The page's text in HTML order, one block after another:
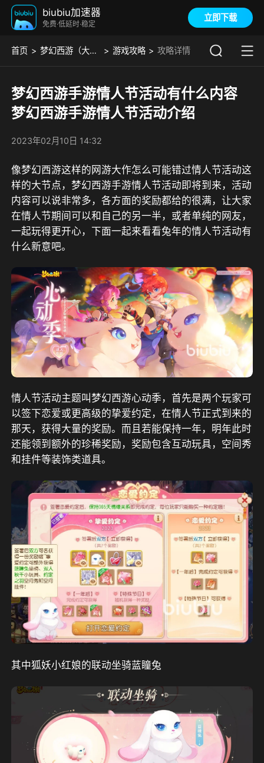
biubiu加速器
免费·低延时·稳定
立即下载
首页 梦幻西游（大陆服） 游戏攻略 攻略详情
梦幻西游手游情人节活动有什么内容
梦幻西游手游情人节活动介绍
2023年02月10日 14:32
像梦幻西游这样的网游大作怎么可能错过情人节活动这
样的大节点，梦幻西游手游情人节活动即将到来，活动
内容可以说非常多，各方面的奖励都给的很满，让大家
在情人节期间可以和自己的另一半，或者单纯的网友，
一起玩得更开心，下面一起来看看兔年的情人节活动有
什么新意吧。
情人节活动主题叫梦幻西游心动季，首先是两个玩家可
以签下恋爱或更高级的挚爱约定，在情人节正式到来的
那天，获得大量的奖励。而且若能保持一年，明年此时
还能领到额外的珍稀奖励，奖励包含互动玩具，空间秀
和挂件等装饰类道具。
其中狐妖小红娘的联动坐骑蓝瞳兔